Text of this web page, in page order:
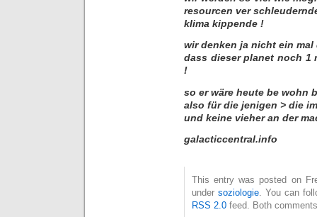
resourcen ver
klima kippende !
wir denken ja nicht ein mal
dass dieser planet noch 1
!
so er wäre heute be wohn
also für die jenigen > die
und keine vieher an der
galacticcentral.info
This entry was posted on
undersoziologie. You can
RSS 2.0 feed. Both